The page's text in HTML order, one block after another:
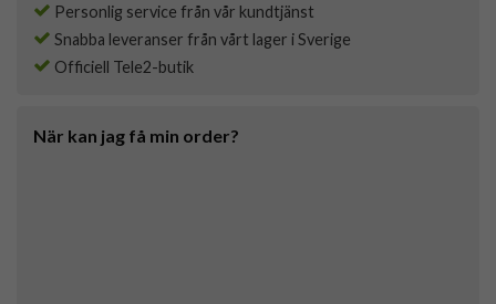
Personlig service från vår kundtjänst
Snabba leveranser från vårt lager i Sverige
Officiell Tele2-butik
När kan jag få min order?